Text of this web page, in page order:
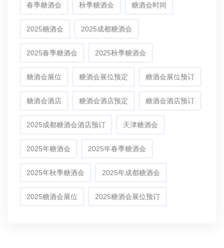
春季糖酒会 秋季糖酒会 糖酒会时间
2025糖酒会 2025成都糖酒会
2025春季糖酒会 2025秋季糖酒会
糖酒会展位 糖酒会展位预定 糖酒会展位预订
糖酒会酒店 糖酒会酒店预定 糖酒会酒店预订
2025成都糖酒会酒店预订 天津糖酒会
2025年糖酒会 2025年春季糖酒会
2025年秋季糖酒会 2025年成都糖酒会
2025糖酒会展位 2025糖酒会展位预订